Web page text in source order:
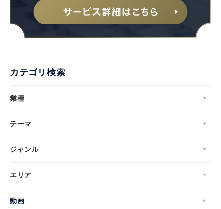
カテゴリ検索
業種
テーマ
ジャンル
エリア
動画